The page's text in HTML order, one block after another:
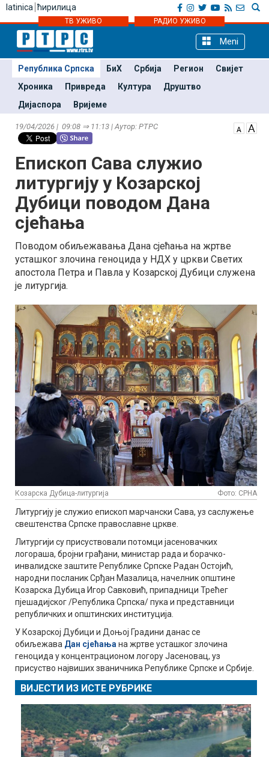
latinica ћирилица
ТВ УЖИВО РАДИО УЖИВО
Meni
Република Српска БиХ Србија Регион
Свијет
Хроника
Привреда Култура
Друштво
Дијаспора
Вријеме
19/04/2026 | 09:08 ⇒ 11:13 | Аутор: РТРС
Епископ Сава служио
литургију у Козарској
Дубици поводом Дана
сјећања
Поводом обиљежавања Дана сјећања на жртве
усташког злочина геноцида у НДХ у цркви Светих
апостола Петра и Павла у Козарској Дубици служена
је литургија.
Козарска Дубица-литургија Фото: СРНА
Литургију је служио епископ марчански Сава, уз саслужење
свештенства Српске православне цркве.
Литургији су присуствовали потомци јасеновачких
логораша, бројни грађани, министар рада и борачко-
инвалидске заштите Републике Српске Радан Остојић,
народни посланик Срђан Мазалица, начелник општине
Козарска Дубица Игор Савковић, припадници Трећег
пјешадијског /Република Српска/ пука и представници
републичких и општинских институција.
У Козарској Дубици и Доњој Градини данас се
обиљежава Дан сјећања на жртве усташког злочина
геноцида у концентрационом логору Јасеновац, уз
присуство највиших званичника Републике Српске и Србије.
ВИЈЕСТИ ИЗ ИСТЕ РУБРИКЕ